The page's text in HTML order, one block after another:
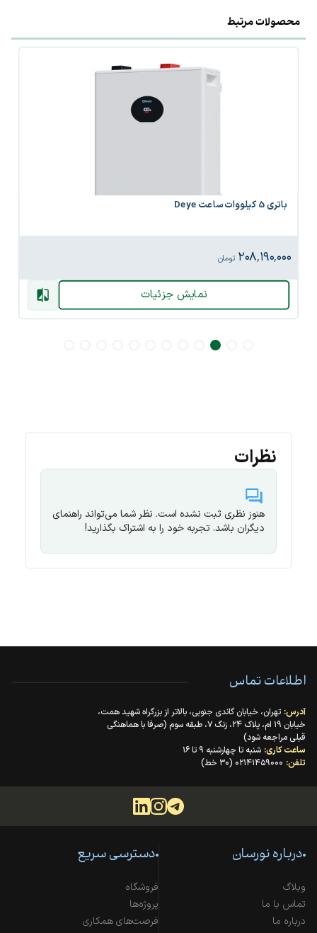
محصولات مرتبط
باتری 5 کیلووات ساعت Deye
۲۰۸٬۱۹۰٬۰۰۰ تومان
نمایش جزئیات
نظرات
هنوز نظری ثبت نشده است. نظر شما می‌تواند راهنمای
دیگران باشد. تجربه خود را به اشتراک بگذارید!
اطلاعات تماس
آدرس: تهران، خیابان گاندی جنوبی، بالاتر از بزرگراه شهید همت،
خیابان ۱۹ ام، پلاک ۲۴، زنگ ۷، طبقه سوم (صرفا با هماهنگی
قبلی مراجعه شود)
ساعت کاری: شنبه تا چهارشنبه ۹ تا ۱۶
تلفن: ۰۲۱۴۱۴۵۹۰۰۰ (۳۰ خط)
درباره نورسان
وبلاگ
تماس با ما
درباره ما
دسترسی سریع
فروشگاه
پروژه‌ها
فرصت‌های همکاری